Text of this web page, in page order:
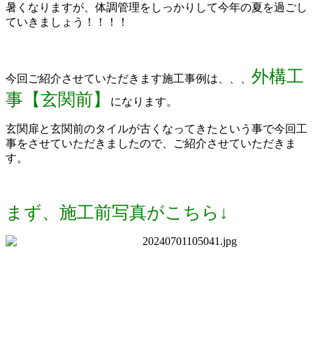
暑くなりますが、体調管理をしっかりして今年の夏を過ごし
ていきましょう！！！！
今回ご紹介させていただきます施工事例は、、、 外構工
事【玄関前】
になります。
玄関扉と玄関前のタイルが古くなってきたという事で今回工
事をさせていただきましたので、ご紹介させていただきま
す。
まず、施工前写真がこちら↓